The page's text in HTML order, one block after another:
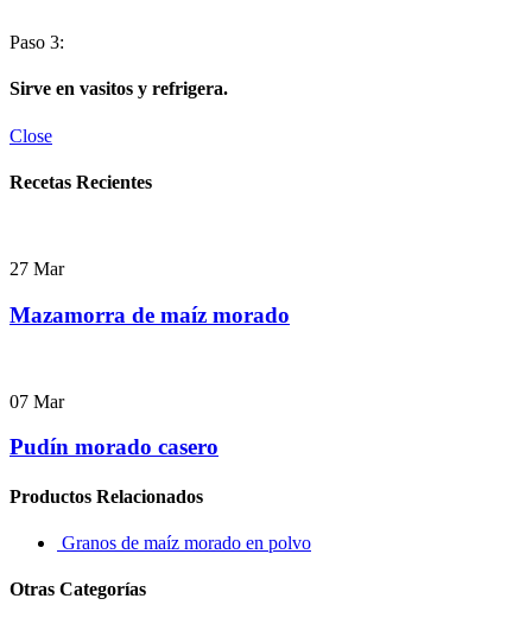
Paso 3:
Sirve en vasitos y refrigera.
Close
Recetas Recientes
27 Mar
Mazamorra de maíz morado
07 Mar
Pudín morado casero
Productos Relacionados
Granos de maíz morado en polvo
Otras Categorías